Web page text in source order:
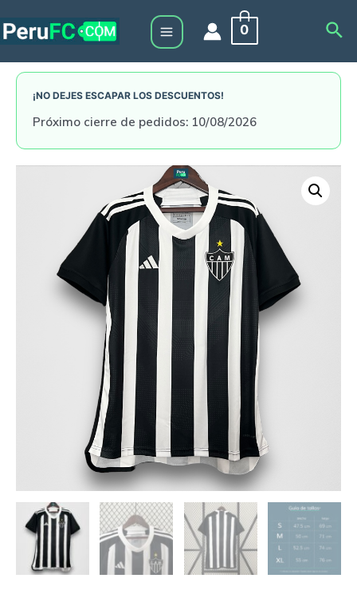
to
Main
Menu
0
¡NO DEJES ESCAPAR LOS DESCUENTOS!
Próximo cierre de pedidos: 10/08/2026